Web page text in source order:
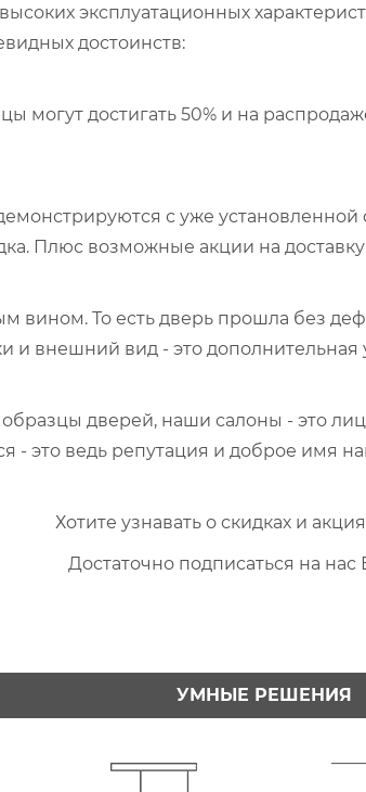
эксплуатационных
достоинств:
могут достигать 50% и на
с уже
Плюс возможные акции на доставку
вином. То есть дверь прошла без
и внешний вид - это
дверей, наши салоны - это
- это ведь репутация и доброе имя
Хотите узнавать о скидках и
Достаточно подписаться на нас
УМНЫЕ РЕШЕНИЯ